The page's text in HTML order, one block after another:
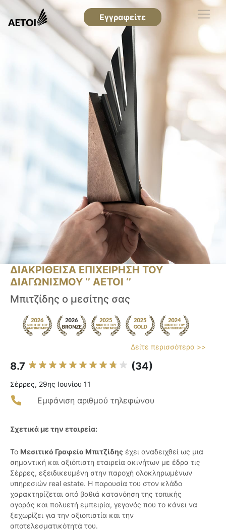
Εγγραφείτε
ΔΙΑΚΡΙΘΕΙΣΑ ΕΠΙΧΕΙΡΗΣΗ ΤΟΥ
ΔΙΑΓΩΝΙΣΜΟΥ ‘’ ΑΕΤΟΙ ‘’
Μπιτζίδης ο μεσίτης σας
Δείτε περισσότερα >>
8.7 (34)
Σέρρες, 29ης Ιουνίου 11
Εμφάνιση αριθμού τηλεφώνου
Σχετικά με την εταιρεία:
Το Μεσιτικό Γραφείο Μπιτζίδης έχει αναδειχθεί ως μια
σημαντική και αξιόπιστη εταιρεία ακινήτων με έδρα τις
Σέρρες, εξειδικευμένη στην παροχή ολοκληρωμένων
υπηρεσιών real estate. Η παρουσία του στον κλάδο
χαρακτηρίζεται από βαθιά κατανόηση της τοπικής
αγοράς και πολυετή εμπειρία, γεγονός που το κάνει να
ξεχωρίζει για την αξιοπιστία και την
αποτελεσματικότητά του.